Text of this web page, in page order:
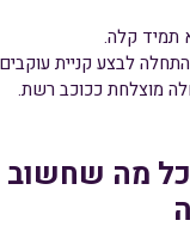
תמיד קלה.
לבצע קניית
מוצלחת ככוכב רשת.
מה